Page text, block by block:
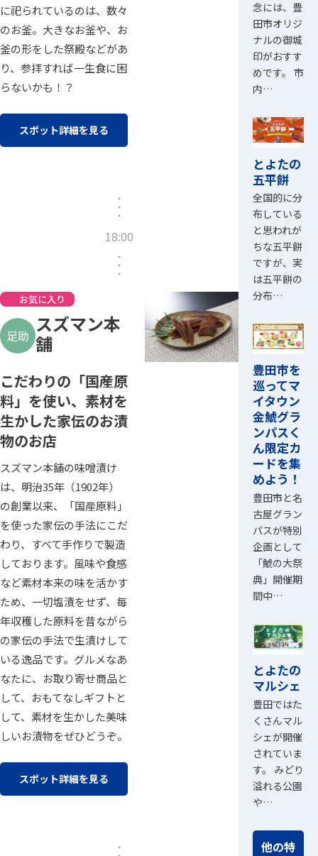
に祀られているのは、数々
のお釜。大きなお釜や、お
釜の形をした祭殿などがあ
り、参拝すれば一生食に困
らないかも！？
スポット詳細を見る
18:00
お気に入り
足助 スズマン本
舗
こだわりの「国産原
料」を使い、素材を
生かした家伝のお漬
物のお店
スズマン本舗の味噌漬け
は、明治35年（1902年）
の創業以来、「国産原料」
を使った家伝の手法にこだ
わり、すべて手作りで製造
しております。風味や食感
など素材本来の味を活かす
ため、一切塩漬をせず、毎
年収穫した原料を昔ながら
の家伝の手法で生漬けして
いる逸品です。グルメなあ
なたに、お取り寄せ商品と
して、おもてなしギフトと
して、素材を生かした美味
しいお漬物をぜひどうぞ。
スポット詳細を見る
念には、豊
田市オリジ
ナルの御城
印がおすす
めです。 市
内…
とよたの
五平餅
全国的に分
布している
と思われが
ちな五平餅
ですが、実
は五平餅の
分布…
豊田市を
巡ってマ
イタウン
金鯱グラ
ンパスく
ん限定カ
ードを集
めよう！
豊田市と名
古屋グラン
パスが特別
企画として
「鯱の大祭
典」開催期
間中…
とよたの
マルシェ
豊田ではた
くさんマル
シェが開催
されていま
す。 みどり
溢れる公園
や…
他の特